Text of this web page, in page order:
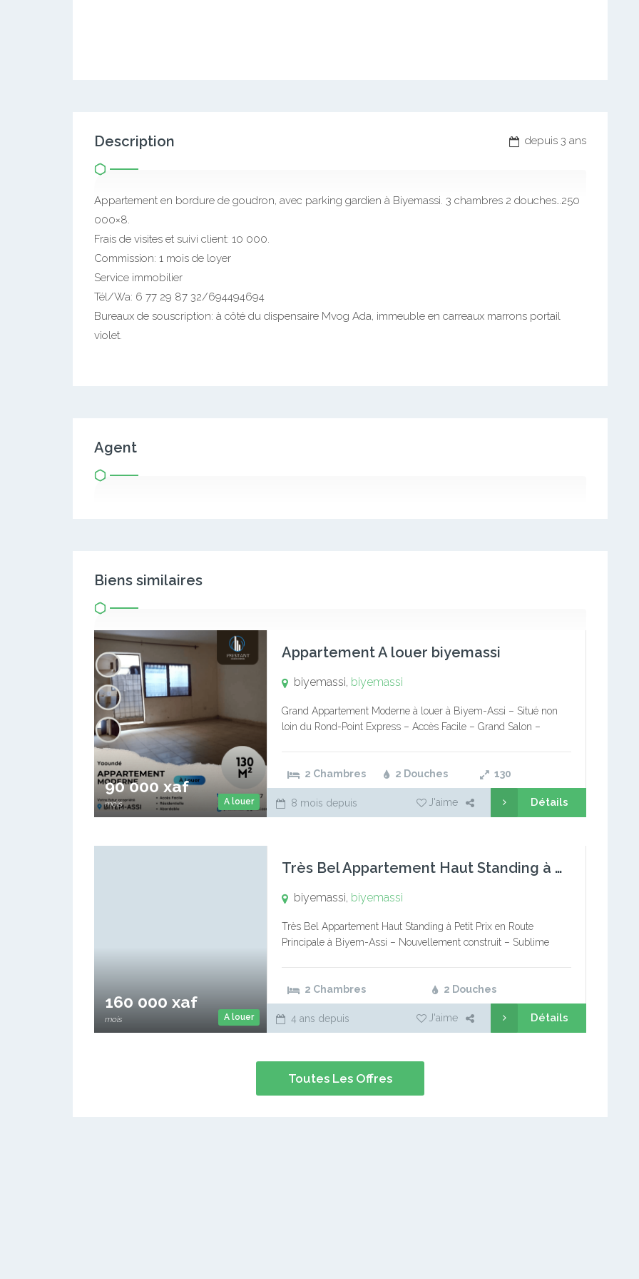
depuis 3 ans
Description
Appartement en bordure de goudron, avec parking gardien à Biyemassi. 3 chambres 2 douches…250
000×8.
Frais de visites et suivi client: 10 000.
Commission: 1 mois de loyer
Service immobilier
Tél/Wa: 6 77 29 87 32/694494694
Bureaux de souscription: à côté du dispensaire Mvog Ada, immeuble en carreaux marrons portail
violet.
Agent
Biens similaires
A louer
90 000 xaf
mois
Appartement A louer biyemassi
biyemassi, biyemassi
Grand Appartement Moderne à louer à Biyem-Assi – Situé non
loin du Rond-Point Express – Accès Facile – Grand Salon –
2 Chambres 2 Douches 130
8 mois depuis J'aime Détails
A louer
160 000 xaf
mois
Très Bel Appartement Haut Standing à Biyem-Assi
biyemassi, biyemassi
Très Bel Appartement Haut Standing à Petit Prix en Route
Principale à Biyem-Assi – Nouvellement construit – Sublime
2 Chambres 2 Douches
4 ans depuis J'aime Détails
Toutes Les Offres